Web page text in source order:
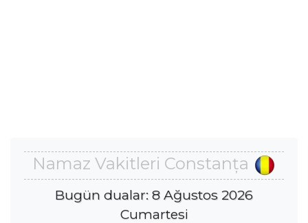
Namaz Vakitleri Constanța
Bugün dualar: 8 Ağustos 2026
Cumartesi